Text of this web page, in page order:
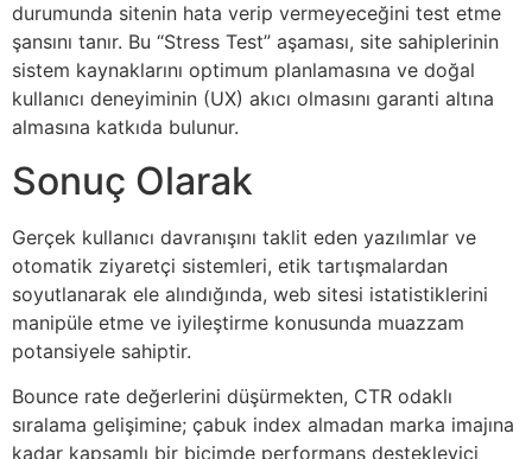
durumunda sitenin hata verip vermeyeceğini test etme
şansını tanır. Bu “Stress Test” aşaması, site sahiplerinin
sistem kaynaklarını optimum planlamasına ve doğal
kullanıcı deneyiminin (UX) akıcı olmasını garanti altına
almasına katkıda bulunur.
Sonuç Olarak
Gerçek kullanıcı davranışını taklit eden yazılımlar ve
otomatik ziyaretçi sistemleri, etik tartışmalardan
soyutlanarak ele alındığında, web sitesi istatistiklerini
manipüle etme ve iyileştirme konusunda muazzam
potansiyele sahiptir.
Bounce rate değerlerini düşürmekten, CTR odaklı
sıralama gelişimine; çabuk index almadan marka imajına
kadar kapsamlı bir biçimde performans destekleyici